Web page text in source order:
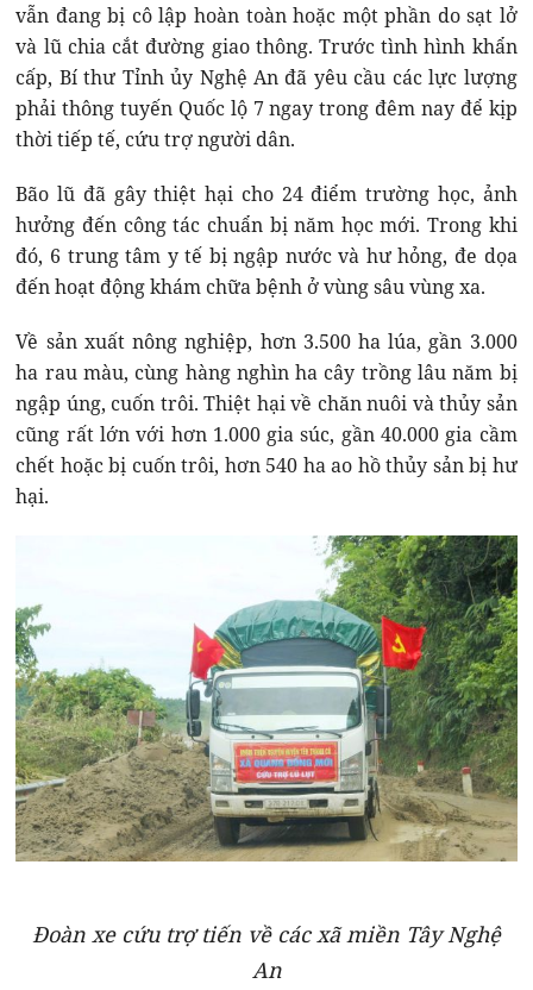
vẫn đang bị cô lập hoàn toàn hoặc một phần do sạt lở
và lũ chia cắt đường giao thông. Trước tình hình khẩn
cấp, Bí thư Tỉnh ủy Nghệ An đã yêu cầu các lực lượng
phải thông tuyến Quốc lộ 7 ngay trong đêm nay để kịp
thời tiếp tế, cứu trợ người dân.
Bão lũ đã gây thiệt hại cho 24 điểm trường học, ảnh
hưởng đến công tác chuẩn bị năm học mới. Trong khi
đó, 6 trung tâm y tế bị ngập nước và hư hỏng, đe dọa
đến hoạt động khám chữa bệnh ở vùng sâu vùng xa.
Về sản xuất nông nghiệp, hơn 3.500 ha lúa, gần 3.000
ha rau màu, cùng hàng nghìn ha cây trồng lâu năm bị
ngập úng, cuốn trôi. Thiệt hại về chăn nuôi và thủy sản
cũng rất lớn với hơn 1.000 gia súc, gần 40.000 gia cầm
chết hoặc bị cuốn trôi, hơn 540 ha ao hồ thủy sản bị hư
hại.
Đoàn xe cứu trợ tiến về các xã miền Tây Nghệ
An